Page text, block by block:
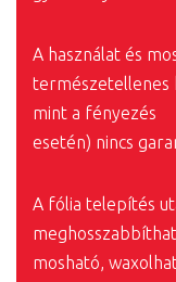
A használat és
természetellenes
mint a fényezés
esetén) nincs
A fólia telepítés
mosható,